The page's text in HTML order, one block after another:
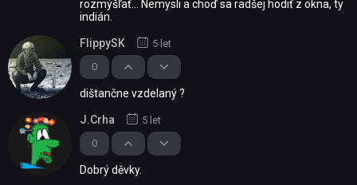
rozmýšľať... Nemysli a choď sa radšej hodiť z okna, ty
indián.
0
FlippySK 5 let
dištančne vzdelaný ?
0
J.Crha 5 let
Dobrý děvky.